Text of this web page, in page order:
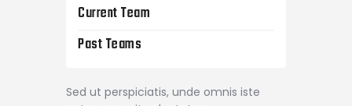
Current Team
Past Teams
Sed ut perspiciatis, unde omnis iste